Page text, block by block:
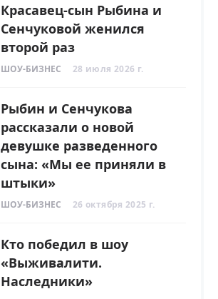
Красавец-сын Рыбина и
Сенчуковой женился
второй раз
ШОУ-БИЗНЕС 28 июля 2026 г.
Рыбин и Сенчукова
рассказали о новой
девушке разведенного
сына: «Мы ее приняли в
штыки»
ШОУ-БИЗНЕС 26 октября 2025 г.
Кто победил в шоу
«Выживалити.
Наследники»